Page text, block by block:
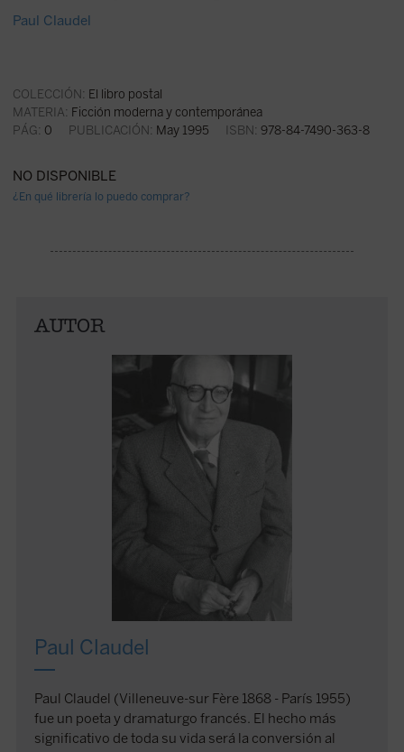
Paul Claudel
COLECCIÓN: El libro postal
MATERIA: Ficción moderna y contemporánea
PÁG: 0 PUBLICACIÓN: May 1995 ISBN: 978-84-7490-363-8
NO DISPONIBLE
¿En qué librería lo puedo comprar?
AUTOR
Paul Claudel
Paul Claudel (Villeneuve-sur Fère 1868 - París 1955)
fue un poeta y dramaturgo francés. El hecho más
significativo de toda su vida será la conversión al